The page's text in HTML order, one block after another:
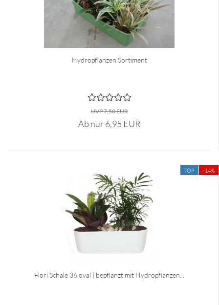
Hydropflanzen Sortiment
UVP 7,50 EUR
Ab nur 6,95 EUR
TOP -14%
Flori Schale 36 oval | bepflanzt mit Hydropflanzen...